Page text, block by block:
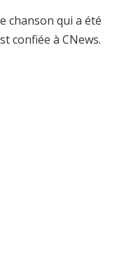
chanson qui a été
confiée à CNews.